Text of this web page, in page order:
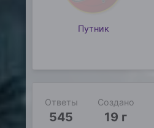
Путник
Ответы
545
Создано
19 г